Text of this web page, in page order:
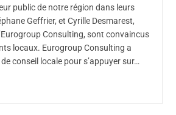
public de notre région dans leurs
Geffrier, et Cyrille Desmarest,
Consulting, sont convaincus
locaux. Eurogroup Consulting a
conseil locale pour s’appuyer sur…